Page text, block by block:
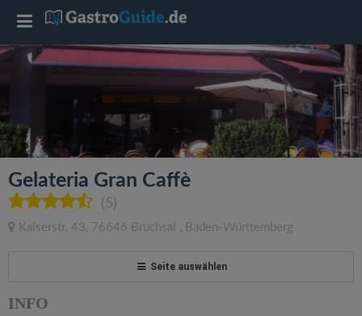
Gelateria Gran Caffè
(5)
Kaiserstr. 43, 76646 Bruchsal , Baden-Württemberg
Seite auswählen
INFO
T
o
g
l
e